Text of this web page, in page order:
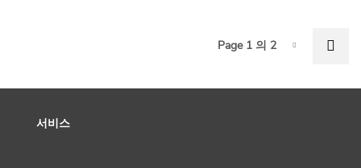
Page-1
Page 1 의 2
서비스